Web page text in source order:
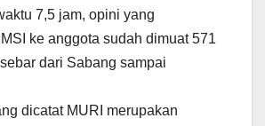
7,5 jam, opini yang
ke anggota sudah dimuat 571
dari Sabang sampai
dicatat MURI merupakan